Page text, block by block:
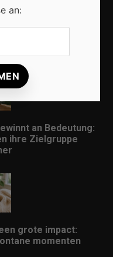
bleibt der
an Bedeutung:
ihre Zielgruppe
grote impact:
momenten
an: